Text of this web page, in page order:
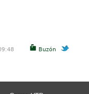
Buzón